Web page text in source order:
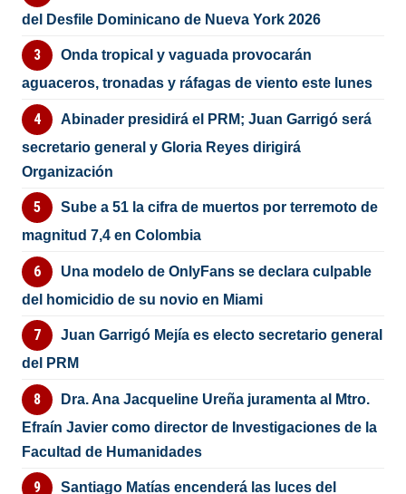
del Desfile Dominicano de Nueva York 2026
Onda tropical y vaguada provocarán
aguaceros, tronadas y ráfagas de viento este lunes
Abinader presidirá el PRM; Juan Garrigó será
secretario general y Gloria Reyes dirigirá
Organización
Sube a 51 la cifra de muertos por terremoto de
magnitud 7,4 en Colombia
Una modelo de OnlyFans se declara culpable
del homicidio de su novio en Miami
Juan Garrigó Mejía es electo secretario general
del PRM
Dra. Ana Jacqueline Ureña juramenta al Mtro.
Efraín Javier como director de Investigaciones de la
Facultad de Humanidades
Santiago Matías encenderá las luces del